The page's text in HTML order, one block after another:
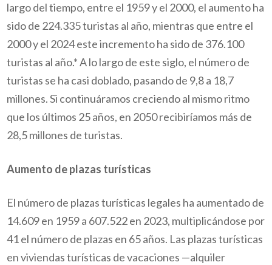
largo del tiempo, entre el 1959 y el 2000, el aumento ha
sido de 224.335 turistas al año, mientras que entre el
2000 y el 2024 este incremento ha sido de 376.100
turistas al año.* A lo largo de este siglo, el número de
turistas se ha casi doblado, pasando de 9,8 a 18,7
millones. Si continuáramos creciendo al mismo ritmo
que los últimos 25 años, en 2050 recibiríamos más de
28,5 millones de turistas.
Aumento de plazas turísticas
El número de plazas turísticas legales ha aumentado de
14.609 en 1959 a 607.522 en 2023, multiplicándose por
41 el número de plazas en 65 años. Las plazas turísticas
en viviendas turísticas de vacaciones —alquiler